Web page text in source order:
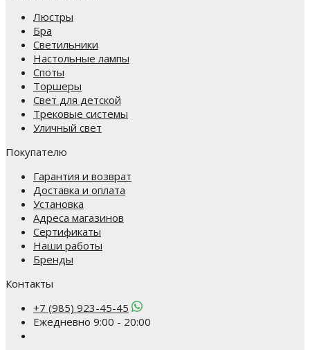
Люстры
Бра
Светильники
Настольные лампы
Споты
Торшеры
Свет для детской
Трековые системы
Уличный свет
Покупателю
Гарантия и возврат
Доставка и оплата
Установка
Адреса магазинов
Сертификаты
Наши работы
Бренды
Контакты
+7 (985) 923-45-45
Ежедневно 9:00 - 20:00